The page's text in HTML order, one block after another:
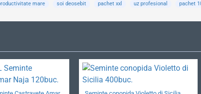
mare soi deosebit pachet xxl uz profesional pachet